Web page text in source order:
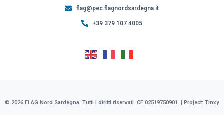
flag@pec.flagnordsardegna.it
+39 379 107 4005
© 2026 FLAG Nord Sardegna. Tutti i diritti riservati. CF 02519750901. | Project: Tinxy